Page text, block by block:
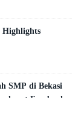
Highlights
SMP di Bekasi
lewat Facebook